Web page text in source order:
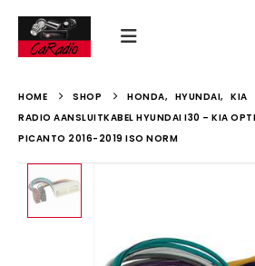
HOME SHOP HONDA, HYUNDAI, KIA
RADIO AANSLUITKABEL HYUNDAI I30 – KIA
PICANTO 2016-2019 ISO NORM